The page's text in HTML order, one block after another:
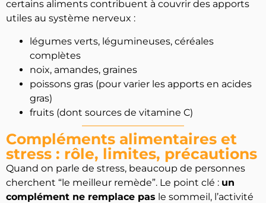
certains aliments contribuent à couvrir des apports
utiles au système nerveux :
légumes verts, légumineuses, céréales
complètes
noix, amandes, graines
poissons gras (pour varier les apports en acides
gras)
fruits (dont sources de vitamine C)
Compléments alimentaires et
stress : rôle, limites, précautions
Quand on parle de stress, beaucoup de personnes
cherchent “le meilleur remède”. Le point clé : un
complément ne remplace pas le sommeil, l’activité